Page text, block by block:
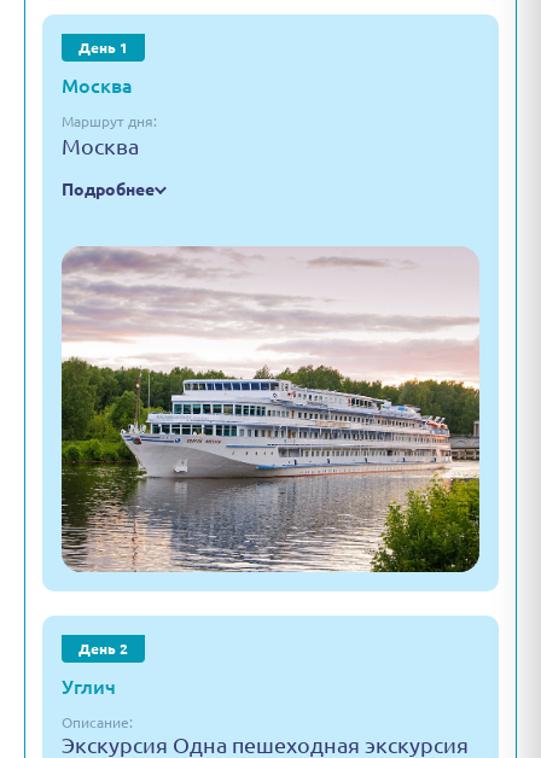
День 1
Москва
Маршрут дня:
Москва
Подробнее
День 2
Углич
Описание:
Экскурсия Одна пешеходная экскурсия